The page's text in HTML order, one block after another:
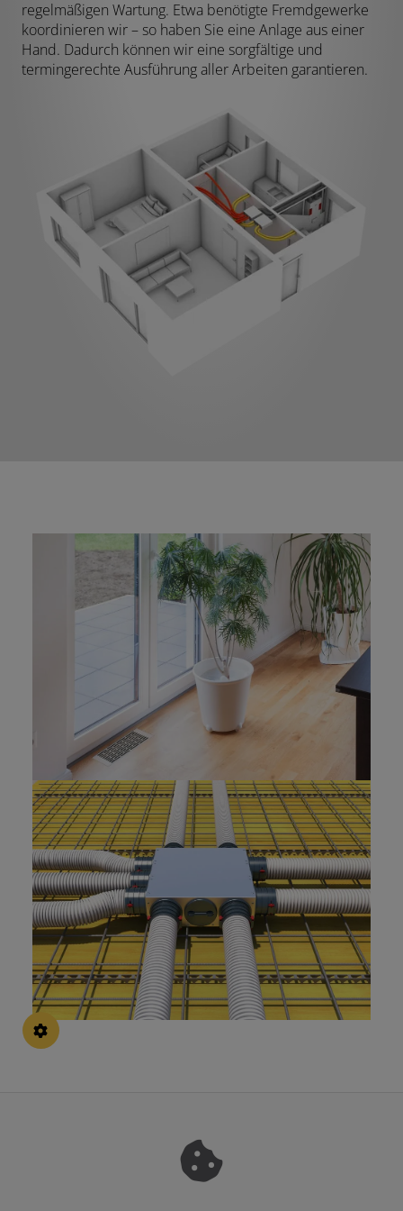
regelmäßigen Wartung. Etwa benötigte Fremdgewerke
koordinieren wir – so haben Sie eine Anlage aus einer
Hand. Dadurch können wir eine sorgfältige und
termingerechte Ausführung aller Arbeiten garantieren.